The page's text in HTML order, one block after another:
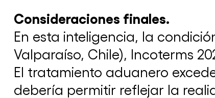
Consideraciones finales.
En esta inteligencia, la
Valparaíso, Chile), Incoterms
El tratamiento aduanero
debería permitir reflejar la